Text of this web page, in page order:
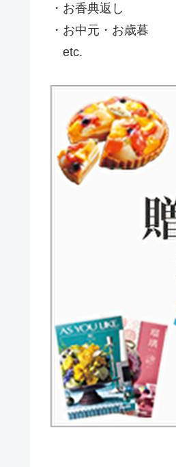
・お香典返し
・お中元・お歳暮
etc.